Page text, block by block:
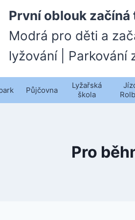
První oblouk začíná
Modrá pro děti a
lyžování | Parkování
Půjčovna
Lyžařská
škola
Pro